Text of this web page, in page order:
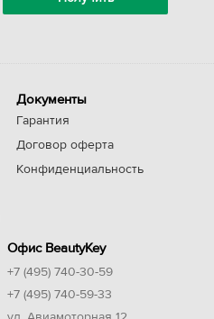
Документы
Гарантия
Договор оферта
Конфиденциальность
Офис BeautyKey
+7 (495) 740-30-59
+7 (495) 740-59-33